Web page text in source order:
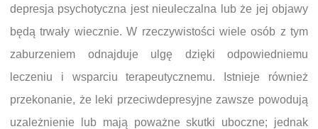
depresja psychotyczna jest nieuleczalna lub że jej objawy
będą trwały wiecznie. W rzeczywistości wiele osób z tym
zaburzeniem odnajduje ulgę dzięki odpowiedniemu
leczeniu i wsparciu terapeutycznemu. Istnieje również
przekonanie, że leki przeciwdepresyjne zawsze powodują
uzależnienie lub mają poważne skutki uboczne; jednak